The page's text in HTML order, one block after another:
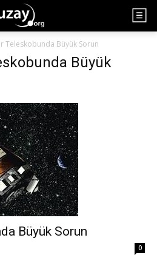
Teleskobunda Büyük Sorun
Büyük
Büyük Sorun
0